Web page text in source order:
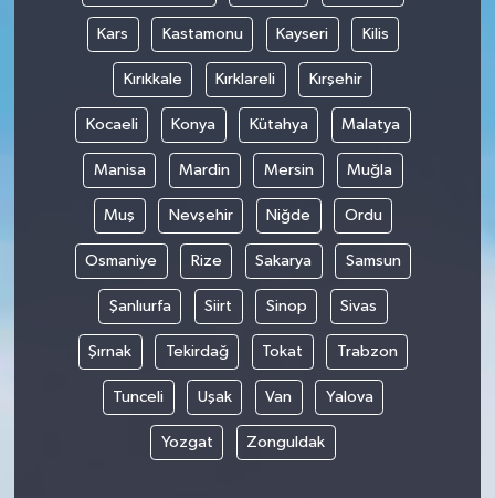
Kars Kastamonu Kayseri Kilis
Kırıkkale Kırklareli Kırşehir
Kocaeli Konya Kütahya Malatya
Manisa Mardin Mersin Muğla
Muş Nevşehir Niğde Ordu
Osmaniye Rize Sakarya Samsun
Şanlıurfa Siirt Sinop Sivas
Şırnak Tekirdağ Tokat Trabzon
Tunceli Uşak Van Yalova
Yozgat Zonguldak